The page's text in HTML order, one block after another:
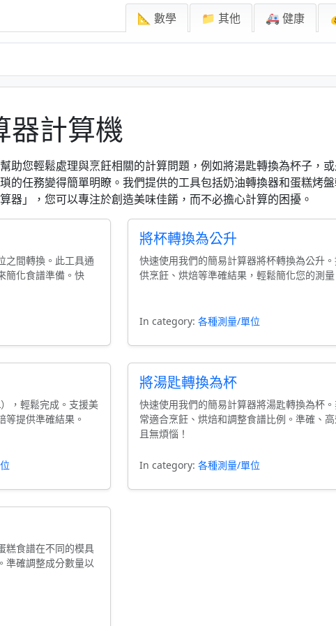
📐 數學 📁 其他 🚑 健康
器計算機
助您輕鬆處理與烹飪相關的計算問題，例如將湯匙轉換為杯子，
的任務變得簡單明瞭。我們提供的工具包括奶油轉換器和蛋糕烤
器」，您可以專注於創造美味佳餚，而不必擔心計算的困擾。
之間轉換。此工具通
簡化食譜準備。快
將杯轉換為公升
快速使用我們的簡易計算器將杯轉換為公升
供烹飪、烘焙等準確結果，輕鬆簡化您的測量
In category: 各種測量/單位
，輕鬆完成。支援美
等提供準確結果。
將湯匙轉換為杯
快速使用我們的簡易計算器將湯匙轉換為杯
常適合烹飪、烘焙和調整食譜比例。準確、
且無煩惱！
In category: 各種測量/單位
糕食譜在不同的模具
準確調整成分數量以